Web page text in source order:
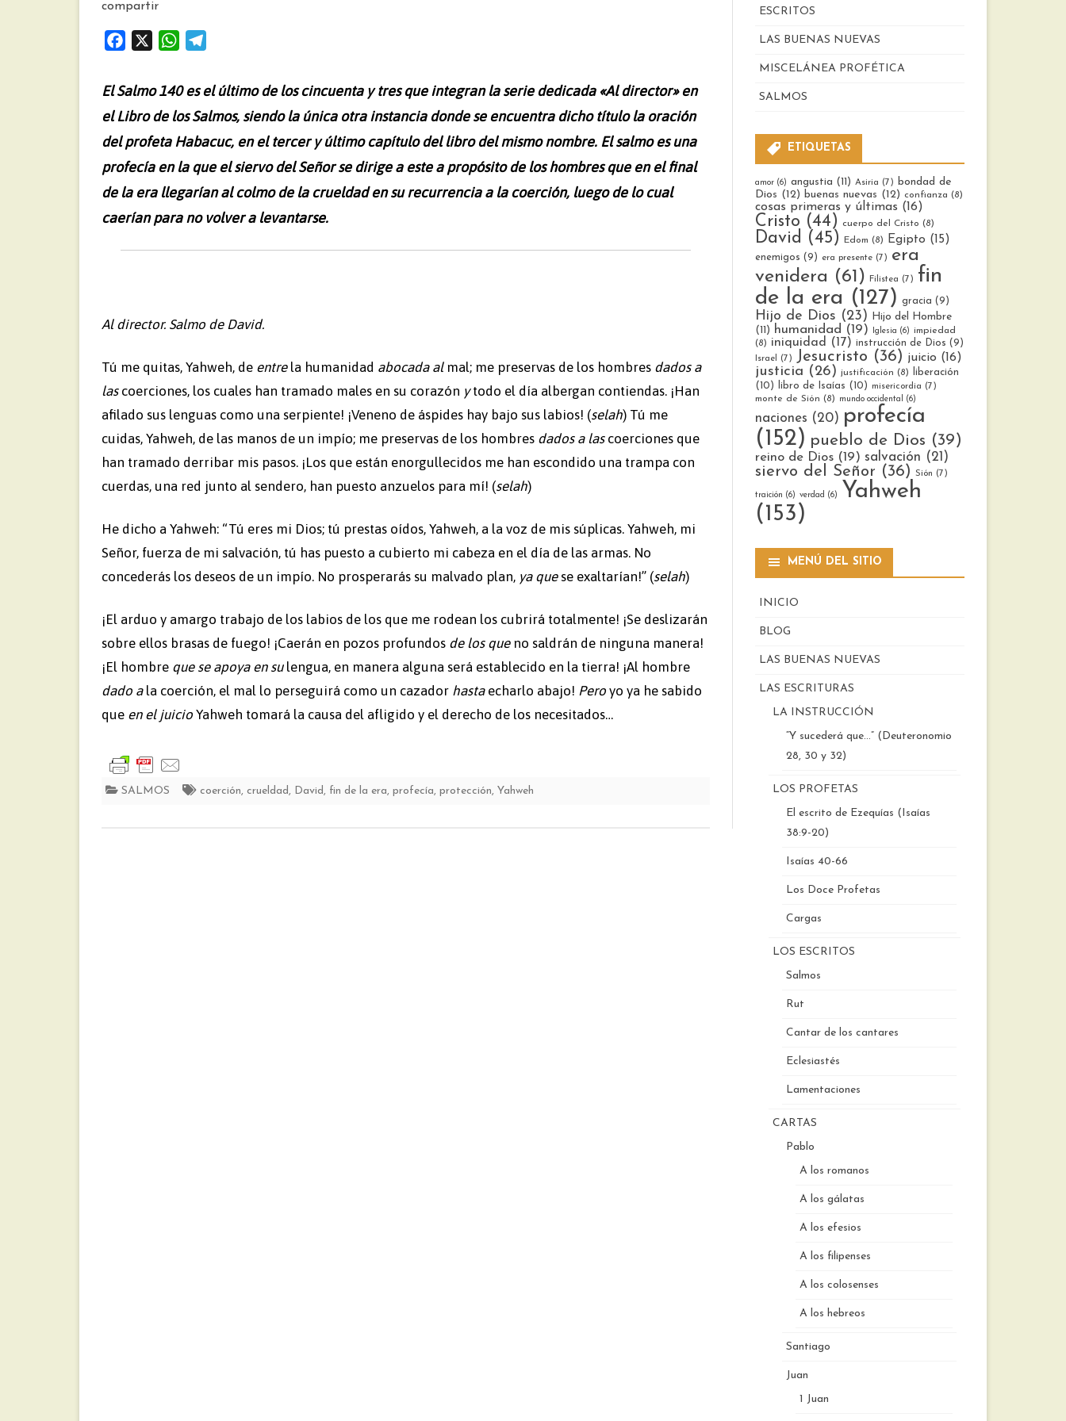
compartir
b
o
o
k
W
s
A
p
g
r
a
El Salmo 140 es el último de los cincuenta y tres que integran la serie dedicada «Al director» en
el Libro de los Salmos, siendo la única otra instancia donde se encuentra dicho título la oración
del profeta Habacuc, en el tercer y último capítulo del libro del mismo nombre. El salmo es una
profecía en la que el siervo del Señor se dirige a este a propósito de los hombres que en el final
de la era llegarían al colmo de la crueldad en su recurrencia a la coerción, luego de lo cual
caerían para no volver a levantarse.
Al director. Salmo de David.
Tú me quitas, Yahweh, de entrela humanidad abocada al mal; me preservas de los hombres dados a
las coerciones, los cuales han tramado males en su corazón ytodo el día albergan contiendas. ¡Han
afilado sus lenguas como una serpiente! ¡Veneno de áspides hay bajo sus labios! (selah) Tú me
cuidas, Yahweh, de las manos de un impío; me preservas de los hombres dados a las coerciones que
han tramado derribar mis pasos. ¡Los que están enorgullecidos me han escondido una trampa con
cuerdas, una red junto al sendero, han puesto anzuelos para mí! (selah)
He dicho a Yahweh: “Tú eres mi Dios; tú prestas oídos, Yahweh, a la voz de mis súplicas. Yahweh, mi
Señor, fuerza de mi salvación, tú has puesto a cubierto mi cabeza en el día de las armas. No
concederás los deseos de un impío. No prosperarás su malvado plan, ya que se exaltarían!” (selah)
¡El arduo y amargo trabajo de los labios de los que me rodean los cubrirá totalmente! ¡Se deslizarán
sobre ellos brasas de fuego! ¡Caerán en pozos profundos de los que no saldrán de ninguna manera!
¡El hombre que se apoya en su lengua, en manera alguna será establecido en la tierra! ¡Al hombre
dado a la coerción, el mal lo perseguirá como un cazador hastaecharlo abajo! Pero yo ya he sabido
que en el juicio Yahweh tomará la causa del afligido y el derecho de los necesitados…
SALMOS coerción, crueldad , David , fin de la era, profecía, protección, Yahweh
ESCRITOS
LAS BUENAS NUEVAS
MISCELÁNEA PROFÉTICA
SALMOS
ETIQUETAS
amor(6) angustia (11) Asiria (7) bondad de
Dios (12) buenas nuevas (12) confianza (8)
cosas primeras y últimas (16)
Cristo (44) cuerpo del Cristo (8)
David (45) Edom (8) Egipto (15)
enemigos (9) era presente(7) era
venidera (61) Filistea (7) fin
de la era (127) gracia (9)
Hijo de Dios (23)
Hijo del Hombre
(11)
humanidad (19) Iglesia (6) impiedad
(8) iniquidad (17) instrucción de Dios (9)
Israel (7) Jesucristo (36) juicio (16)
justicia (26) justificación (8)
liberación
(10)
libro de Isaías (10) misericordia (7)
monte de Sión (8) mundo occidental (6)
naciones (20) profecía
(152) pueblo de Dios (39)
reino de Dios(19) salvación (21)
siervo del Señor (36) Sión (7)
traición (6) verdad (6)
Yahweh
(153)
MENÚ DEL SITIO
INICIO
BLOG
LAS BUENAS NUEVAS
LAS ESCRITURAS
LA INSTRUCCIÓN
“Y sucederá que…” (Deuteronomio
28, 30 y 32)
LOS PROFETAS
El escrito de Ezequías (Isaías
38:9-20)
Isaías 40-66
Los Doce Profetas
Cargas
LOS ESCRITOS
Salmos
Rut
Cantar de los cantares
Eclesiastés
Lamentaciones
CARTAS
Pablo
A los romanos
A los gálatas
A los efesios
A los filipenses
A los colosenses
A los hebreos
Santiago
Juan
1 Juan